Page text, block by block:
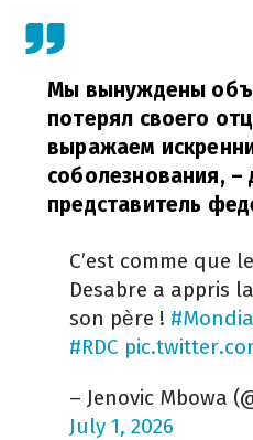
Мы вынуждены
потерял своего
выражаем
соболезнования, –
представитель
️C’est comme que
Desabre a appris
son père !
#RDC
– Jenovic Mbowa
July 1, 2026